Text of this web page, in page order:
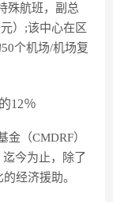
殊航班，副总
）;该中心在区
个机场/机场复
12％
（CMDRF）
今为止，除了
经济援助。